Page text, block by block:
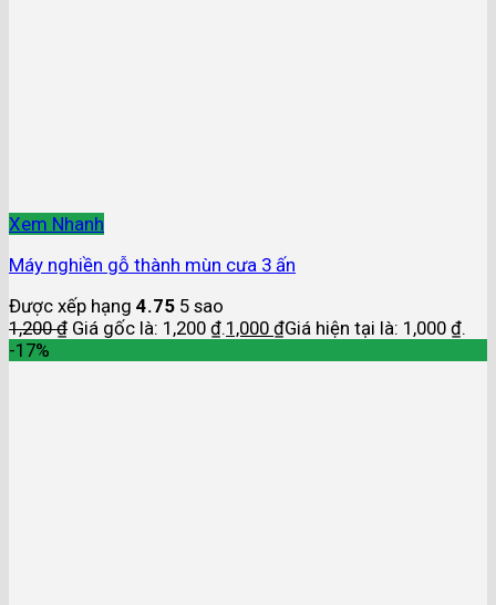
Xem Nhanh
Máy nghiền gỗ thành mùn cưa 3 ấn
Được xếp hạng 4.75 5 sao
1,200₫ Giá gốc là: 1,200 ₫.1,000 ₫Giá hiện tại là: 1,000 ₫.
-17%